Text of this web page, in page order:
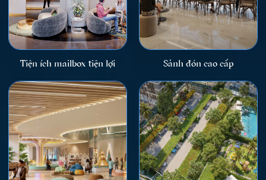
Tiện ích mailbox tiện lợi Sảnh đón cao cấp